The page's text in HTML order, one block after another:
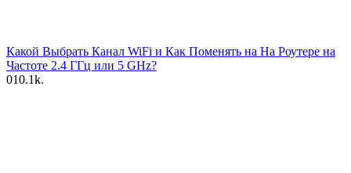
Какой Выбрать Канал WiFi и Как Поменять на На Роутере на
Частоте 2.4 ГГц или 5 GHz?
010.1k.